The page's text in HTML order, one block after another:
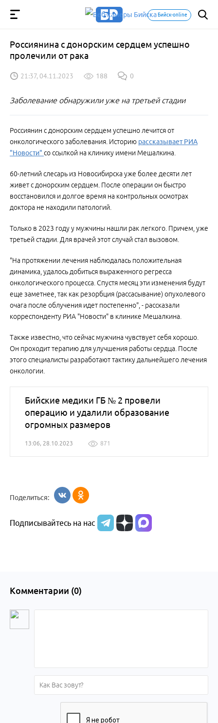
Бийск-online
Россиянина с донорским сердцем успешно
пролечили от рака
21:37, 04.11.2023 188 0
Заболевание обнаружили уже на третьей стадии
Россиянин с донорским сердцем успешно лечится от
онкологического заболевания. Историю рассказывает РИА
"Новости" со ссылкой на клинику имени Мешалкина.
60-летний слесарь из Новосибирска уже более десяти лет
живет с донорским сердцем. После операции он быстро
восстановился и долгое время на контрольных осмотрах
доктора не находили патологий.
Только в 2023 году у мужчины нашли рак легкого. Причем, уже
третьей стадии. Для врачей этот случай стал вызовом.
"На протяжении лечения наблюдалась положительная
динамика, удалось добиться выраженного регресса
онкологического процесса. Спустя месяц эти изменения будут
еще заметнее, так как резорбция (рассасывание) опухолевого
очага после облучения идет постепенно", - рассказали
корреспонденту РИА "Новости" в клинике Мешалкина.
Также известно, что сейчас мужчина чувствует себя хорошо.
Он проходит терапию для улучшения работы сердца. После
этого специалисты разработают тактику дальнейшего лечения
онкологии.
Бийские медики ГБ № 2 провели
операцию и удалили образование
огромных размеров
13:06, 28.10.2023 871
Поделиться:
Подписывайтесь на нас
Комментарии (0)